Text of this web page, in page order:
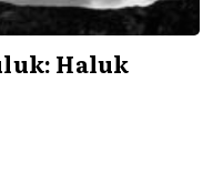
Haluk